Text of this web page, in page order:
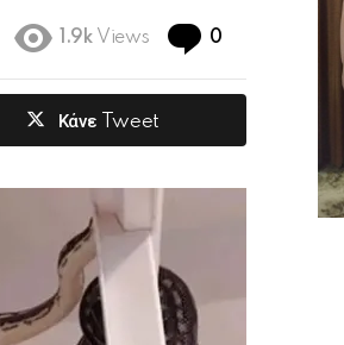
1.9k Views 0
Κάνε Tweet